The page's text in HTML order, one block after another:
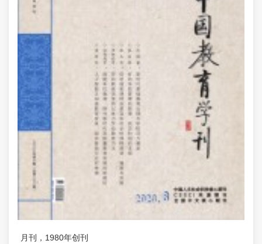
月刊，1980年创刊